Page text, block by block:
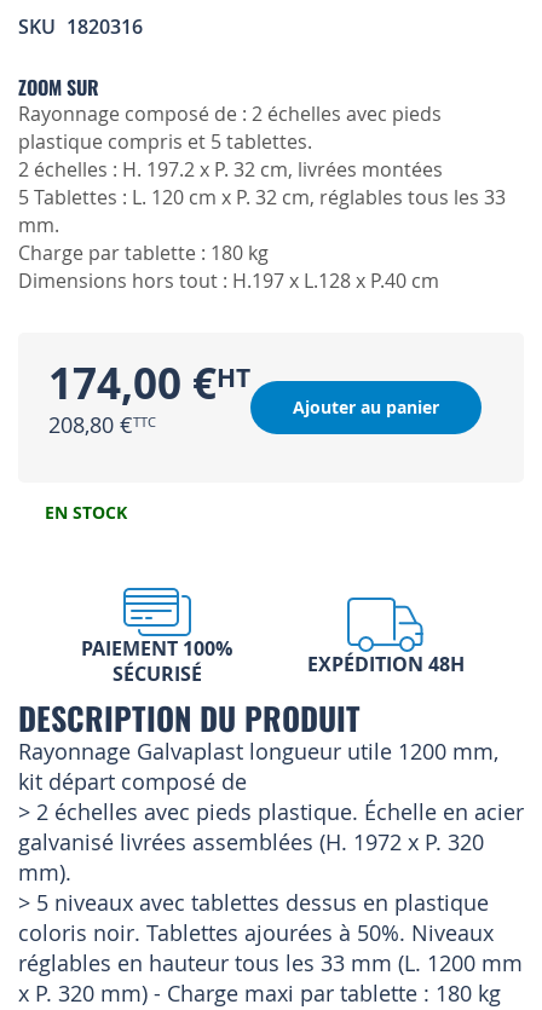
images
SKU 1820316
ZOOM SUR
Rayonnage composé de : 2 échelles avec pieds
plastique compris et 5 tablettes.
2 échelles : H. 197.2 x P. 32 cm, livrées montées
5 Tablettes : L. 120 cm x P. 32 cm, réglables tous les 33
mm.
Charge par tablette : 180 kg
Dimensions hors tout : H.197 x L.128 x P.40 cm
174,00 €
208,80 €
Ajouter au panier
EN STOCK
PAIEMENT 100%
SÉCURISÉ
EXPÉDITION 48H
DESCRIPTION DU PRODUIT
Rayonnage Galvaplast longueur utile 1200 mm,
kit départ composé de
> 2 échelles avec pieds plastique. Échelle en acier
galvanisé livrées assemblées (H. 1972 x P. 320
mm).
> 5 niveaux avec tablettes dessus en plastique
coloris noir. Tablettes ajourées à 50%. Niveaux
réglables en hauteur tous les 33 mm (L. 1200 mm
x P. 320 mm) - Charge maxi par tablette : 180 kg